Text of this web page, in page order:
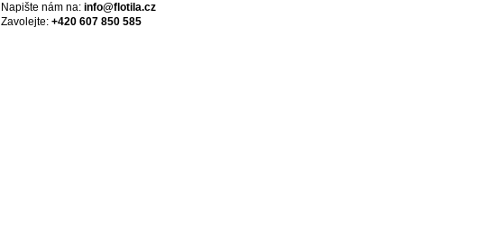
Napište nám na: info@flotila.cz
Zavolejte: +420 607 850 585